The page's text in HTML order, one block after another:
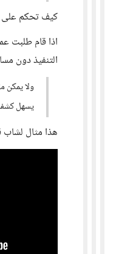
كيف تحكم على
اذا قام
التنفيذ دون
ولا يمكن
يسهل
هذا مثال